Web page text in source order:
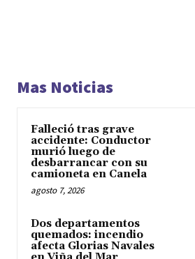
Mas Noticias
Falleció tras grave
accidente: Conductor
murió luego de
desbarrancar con su
camioneta en Canela
agosto 7, 2026
Dos departamentos
quemados: incendio
afecta Glorias Navales